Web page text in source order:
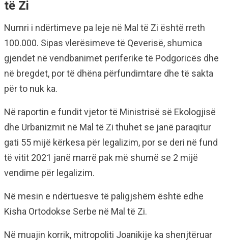
të Zi
Numri i ndërtimeve pa leje në Mal të Zi është rreth
100.000. Sipas vlerësimeve të Qeverisë, shumica
gjendet në vendbanimet periferike të Podgoricës dhe
në bregdet, por të dhëna përfundimtare dhe të sakta
për to nuk ka.
Në raportin e fundit vjetor të Ministrisë së Ekologjisë
dhe Urbanizmit në Mal të Zi thuhet se janë paraqitur
gati 55 mijë kërkesa për legalizim, por se deri në fund
të vitit 2021 janë marrë pak më shumë se 2 mijë
vendime për legalizim.
Në mesin e ndërtuesve të paligjshëm është edhe
Kisha Ortodokse Serbe në Mal të Zi.
Në muajin korrik, mitropoliti Joanikije ka shenjtëruar